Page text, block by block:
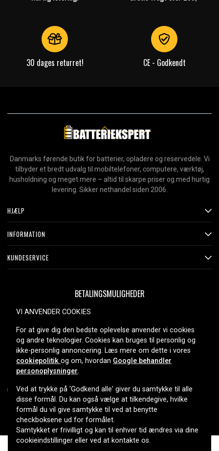
30 dages returret! CE - Godkendt
Danmarks førende butik for batterier, opladere og reservedele. Vi
tilbyder et bredt udvalg til mobiltelefoner, computere, værktøj,
husholdning og meget mere – altid til skarpe priser og med hurtig
levering. Sikker nethandel siden 2006.
HJÆLP
INFORMATION
KUNDESERVICE
BETALINGSMULIGHEDER
LEVERINGSMULIGHEDER
Copyright © 2026, Spares Nordic AB
VI ANVENDER COOKIES
For at give dig den bedste oplevelse anvender vi cookies
og andre teknologier. Cookies kan bruges til personlig og
ikke-personlig annoncering. Læs mere om dette i vores
cookiepolitik og om, hvordan Google behandler
personoplysninger.
Ved at trykke på 'Godkend alle' giver du samtykke til alle
disse formål. Du kan også vælge at tilkendegive, hvilke
formål du vil give samtykke til ved at benytte
checkboksene ud for formålet.
Samtykket er frivilligt og kan til enhver tid ændres via dine
cookieindstillinger eller ved at kontakte os.